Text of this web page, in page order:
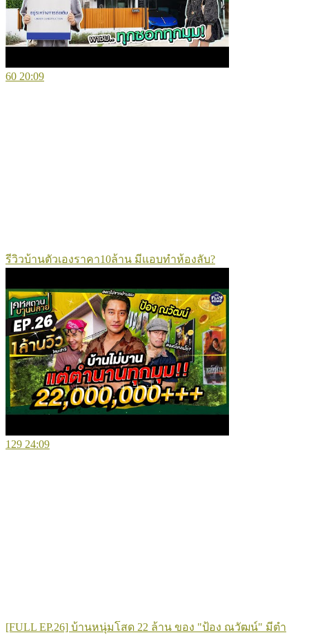
60 20:09
รีวิวบ้านตัวเองราคา10ล้าน มีแอบทำห้องลับ?
129 24:09
[FULL EP.26] บ้านหนุ่มโสด 22 ล้าน ของ "ป้อง ณวัฒน์" มีตำ